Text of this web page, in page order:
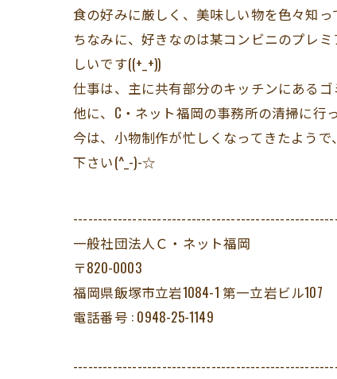
食の好みに厳しく、美味しい物を色々知っ
ちなみに、好きなのは某コンビニのプレ
しいです((+_+))
仕事は、主に共有部分のキッチンにあるゴ
他に、C・ネット福岡の事務所の清掃に行
今は、小物制作が忙しくなってきたよう
下さい(^_-)-☆
一般社団法人Ｃ・ネット福岡
〒820-0003
福岡県飯塚市立岩1084-1 第一立岩ビル107
電話番号 : 0948-25-1149